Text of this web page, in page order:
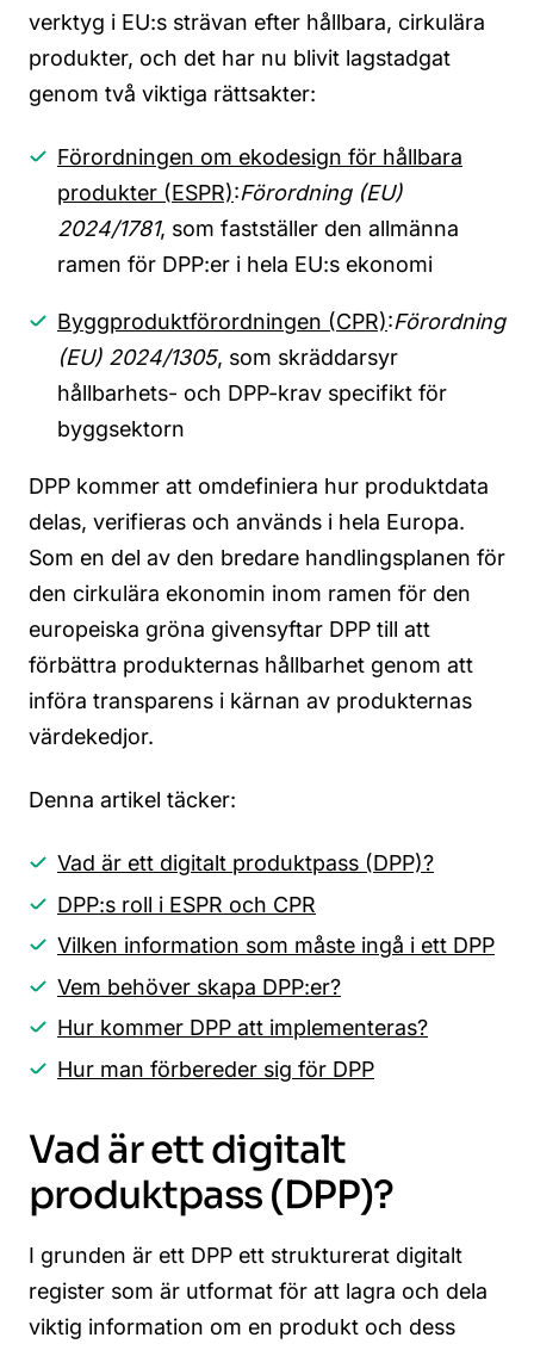
verktyg i EU:s strävan efter hållbara, cirkulära
produkter, och det har nu blivit lagstadgat
genom två viktiga rättsakter:
Förordningen om ekodesign för hållbara
produkter (ESPR):Förordning (EU)
2024/1781, som fastställer den allmänna
ramen för DPP:er i hela EU:s ekonomi
Byggproduktförordningen (CPR):Förordning
(EU) 2024/1305, som skräddarsyr
hållbarhets- och DPP-krav specifikt för
byggsektorn
DPP kommer att omdefiniera hur produktdata
delas, verifieras och används i hela Europa.
Som en del av den bredare handlingsplanen för
den cirkulära ekonomin inom ramen för den
europeiska gröna givensyftar DPP till att
förbättra produkternas hållbarhet genom att
införa transparens i kärnan av produkternas
värdekedjor.
Denna artikel täcker:
Vad är ett digitalt produktpass (DPP)?
DPP:s roll i ESPR och CPR
Vilken information som måste ingå i ett DPP
Vem behöver skapa DPP:er?
Hur kommer DPP att implementeras?
Hur man förbereder sig för DPP
Vad är ett digitalt
produktpass (DPP)?
I grunden är ett DPP ett strukturerat digitalt
register som är utformat för att lagra och dela
viktig information om en produkt och dess